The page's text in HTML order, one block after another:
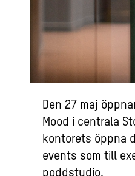
Den 27 maj
Mood i centrala
kontorets öppna
events som till